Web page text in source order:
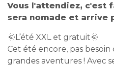
Vous l'attendiez, c'est
sera nomade et arrive
🌞L’été XXL et gratuit🌞
Cet été encore, pas
grandes aventures ! Avec